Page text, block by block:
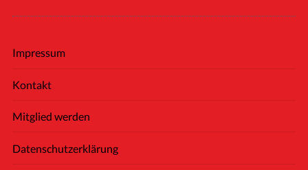
Impressum
Kontakt
Mitglied werden
Datenschutzerklärung